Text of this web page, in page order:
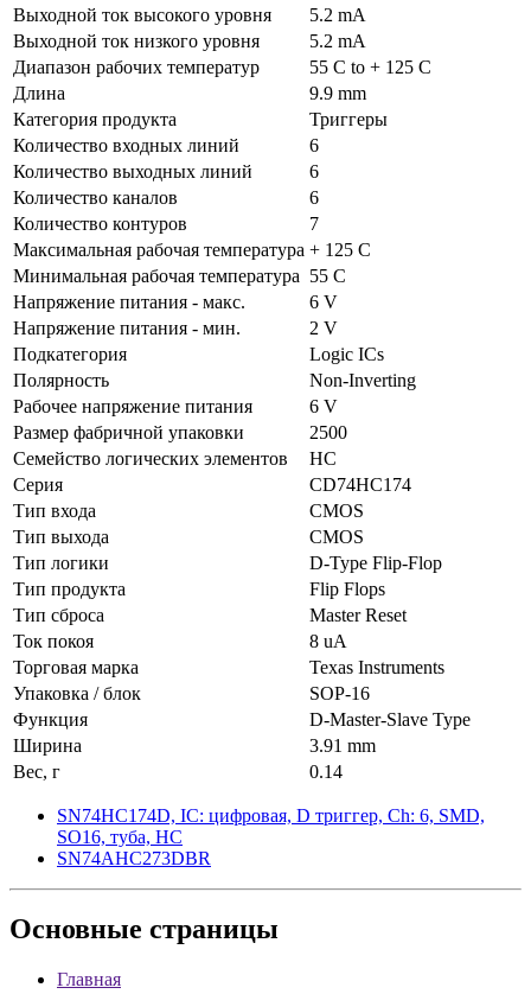
Выходной ток высокого уровня
5.2 mA
Выходной ток низкого уровня
5.2 mA
Диапазон рабочих температур
55 C to + 125 C
Длина
9.9 mm
Категория продукта
Триггеры
Количество входных линий
6
Количество выходных линий
6
Количество каналов
6
Количество контуров
7
Максимальная рабочая температура + 125 C
Минимальная рабочая температура 55 C
Напряжение питания - макс.
6 V
Напряжение питания - мин.
2 V
Подкатегория
Logic ICs
Полярность
Non-Inverting
Рабочее напряжение питания
6 V
Размер фабричной упаковки
2500
Семейство логических элементов
HC
Серия
CD74HC174
Тип входа
CMOS
Тип выхода
CMOS
Тип логики
D-Type Flip-Flop
Тип продукта
Flip Flops
Тип сброса
Master Reset
Ток покоя
8 uA
Торговая марка
Texas Instruments
Упаковка / блок
SOP-16
Функция
D-Master-Slave Type
Ширина
3.91 mm
Вес, г
0.14
SN74HC174D, IC: цифровая, D триггер, Ch: 6, SMD,
SO16, туба, HC
SN74AHC273DBR
Основные страницы
Главная